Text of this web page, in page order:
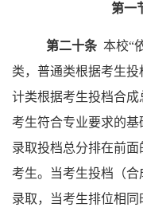
第一
第二十条 本校“
类， 普通类根据考生
计类根据考生投档合成
考生符合专业要求的基
录取投档总分排在前
考生。当考生投档（
录取，当考生排位相